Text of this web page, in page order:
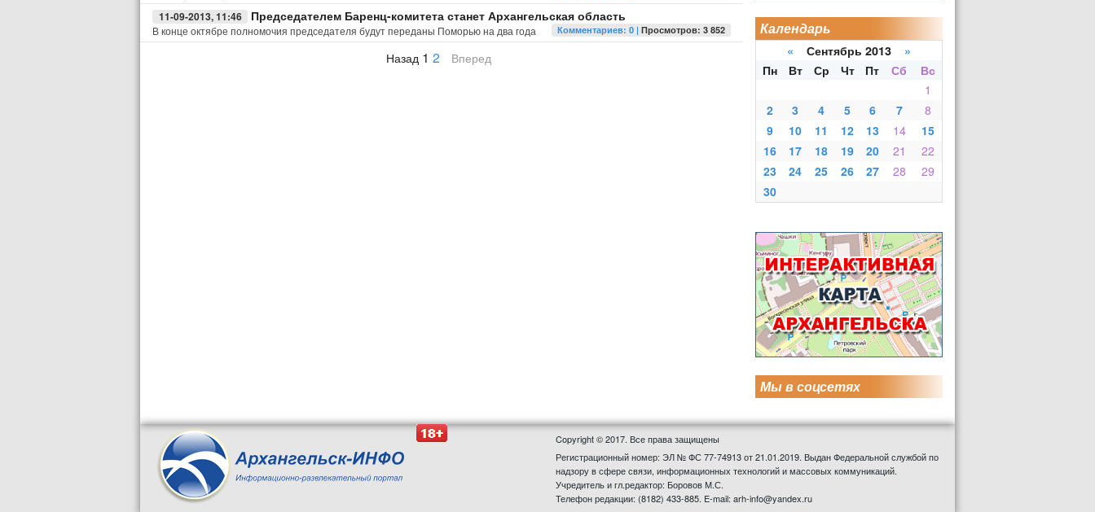
11-09-2013, 11:46 Председателем Баренц-комитета станет Архангельская область
В конце октябре полномочия председателя будут переданы Поморью на два года Комментариев: 0 |Просмотров: 3 852
Назад 1 2 Вперед
Календарь
« Сентябрь 2013 »
Пн
Вт Ср Чт Пт Сб
Вс
1
2
3 4 5 6 7
8
9
10 11 12 13 14
15
16
17 18 19 20 21
22
23
24 25 26 27 28
29
30
Мы в соцсетях
Copyright © 2017. Все права защищены
Регистрационный номер: ЭЛ № ФС 77-74913 от 21.01.2019. Выдан Федеральной службой по
надзору в сфере связи, информационных технологий и массовых коммуникаций.
Учредитель и гл.редактор: Боровов М.С.
Телефон редакции: (8182) 433-885. E-mail: arh-info@yandex.ru